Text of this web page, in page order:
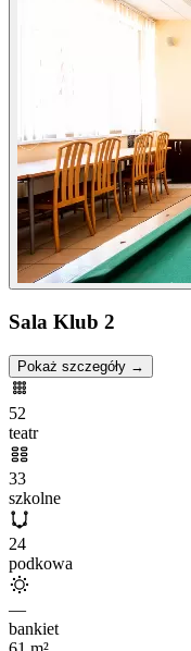
Sala Klub 2
Pokaż szczegóły →
52
teatr
33
szkolne
24
podkowa
—
bankiet